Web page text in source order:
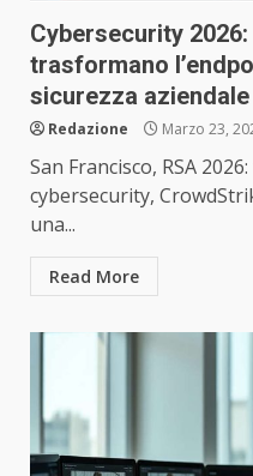
Cybersecurity
trasformano
sicurezza aziendale
Redazione Marzo 23,
San Francisco, RSA
cybersecurity,
una...
Read More